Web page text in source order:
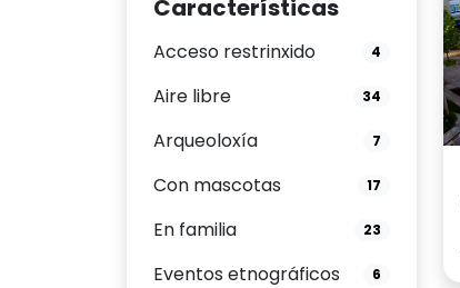
Características
Acceso restrinxido 4
Aire libre 34
Arqueoloxía 7
Con mascotas 17
En familia 23
Eventos etnográficos 6